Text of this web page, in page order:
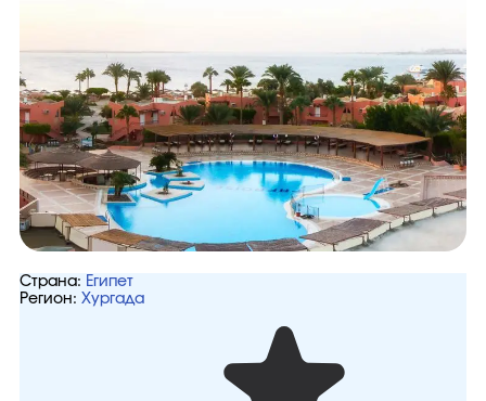
Страна: Египет
Регион: Хургада